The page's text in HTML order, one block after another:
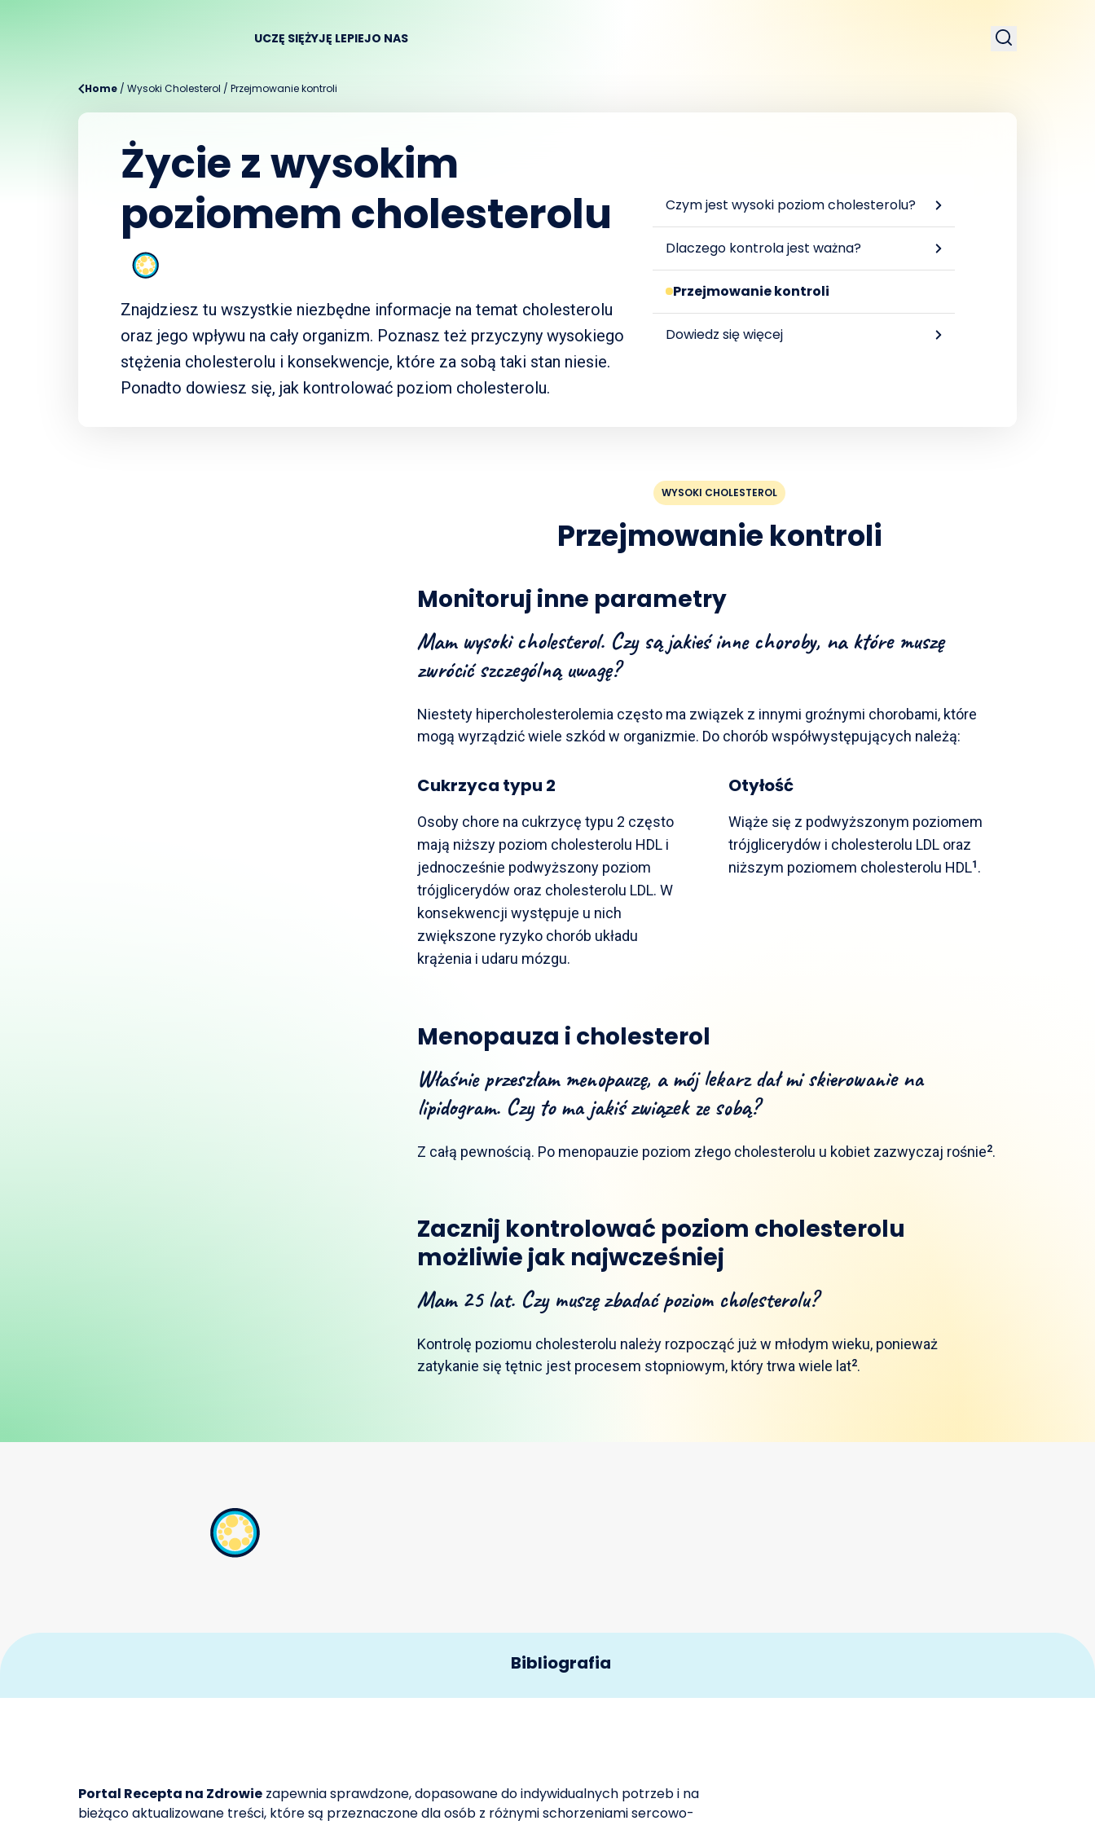
UCZĘ SIĘŻYJĘ LEPIEJO NAS
Home / Wysoki Cholesterol / Przejmowanie kontroli
Życie z wysokim
poziomem cholesterolu
Znajdziesz tu wszystkie niezbędne informacje na temat cholesterolu
oraz jego wpływu na cały organizm. Poznasz też przyczyny wysokiego
stężenia cholesterolu i konsekwencje, które za sobą taki stan niesie.
Ponadto dowiesz się, jak kontrolować poziom cholesterolu.
Czym jest wysoki poziom cholesterolu?
Dlaczego kontrola jest ważna?
Przejmowanie kontroli
Dowiedz się więcej
WYSOKI CHOLESTEROL
Przejmowanie kontroli
Monitoruj inne parametry
Mam wysoki cholesterol. Czy są jakieś inne choroby, na które muszę
zwrócić szczególną uwagę?
Niestety hipercholesterolemia często ma związek z innymi groźnymi chorobami, które
mogą wyrządzić wiele szkód w organizmie. Do chorób współwystępujących należą:
Cukrzyca typu 2
Osoby chore na cukrzycę typu 2 często
mają niższy poziom cholesterolu HDL i
jednocześnie podwyższony poziom
trójglicerydów oraz cholesterolu LDL. W
konsekwencji występuje u nich
zwiększone ryzyko chorób układu
krążenia i udaru mózgu.
Otyłość
Wiąże się z podwyższonym poziomem
trójglicerydów i cholesterolu LDL oraz
niższym poziomem cholesterolu HDL1 .
Menopauza i cholesterol
Właśnie przeszłam menopauzę, a mój lekarz dał mi skierowanie na
lipidogram. Czy to ma jakiś związek ze sobą?
Z całą pewnością. Po menopauzie poziom złego cholesterolu u kobiet zazwyczaj rośnie2.
Zacznij kontrolować poziom cholesterolu
możliwie jak najwcześniej
Mam 25 lat. Czy muszę zbadać poziom cholesterolu?
Kontrolę poziomu cholesterolu należy rozpocząć już w młodym wieku, ponieważ
zatykanie się tętnic jest procesem stopniowym, który trwa wiele lat2.
Bibliografia
Portal Recepta na Zdrowie zapewnia sprawdzone, dopasowane do indywidualnych potrzeb i na
bieżąco aktualizowane treści, które są przeznaczone dla osób z różnymi schorzeniami sercowo-